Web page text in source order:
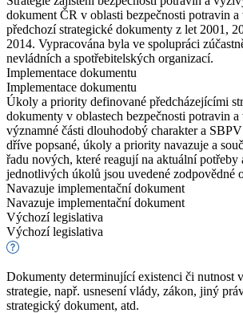
dokument ČR v oblasti bezpečnosti potravin
předchozí strategické dokumenty z let 2001,
2014. Vypracována byla ve spolupráci
nevládních a spotřebitelských organizací.
Implementace dokumentu
Implementace dokumentu
Úkoly a priority definované předcházejícími
dokumenty v oblastech bezpečnosti potravin
významné části dlouhodobý charakter a
dříve popsané, úkoly a priority navazuje a
řadu nových, které reagují na aktuální potřeby
jednotlivých úkolů jsou uvedené zodpovědné
Navazuje implementační dokument
Navazuje implementační dokument
Výchozí legislativa
Výchozí legislativa
Dokumenty determinující existenci či nutnost
strategie, např. usnesení vlády, zákon, jiný
strategický dokument, atd.